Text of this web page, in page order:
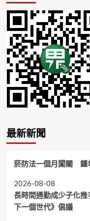
最新新聞
菸防法一個月闖關 鍾
2026-08-08
長時間通勤成少子化
下一個世代》倡議